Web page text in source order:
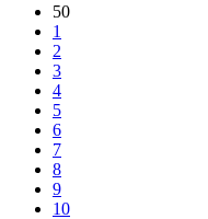
50
1
2
3
4
5
6
7
8
9
10